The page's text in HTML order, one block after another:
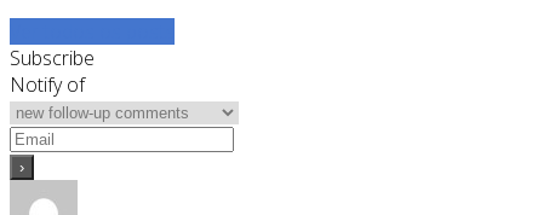
Subscribe
Notify of